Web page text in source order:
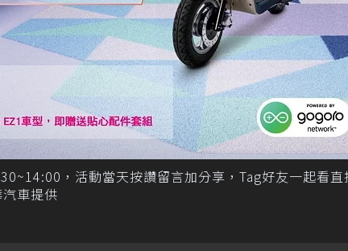
，活動當天按讚留言加分享，Tag好友一起看直
車提供